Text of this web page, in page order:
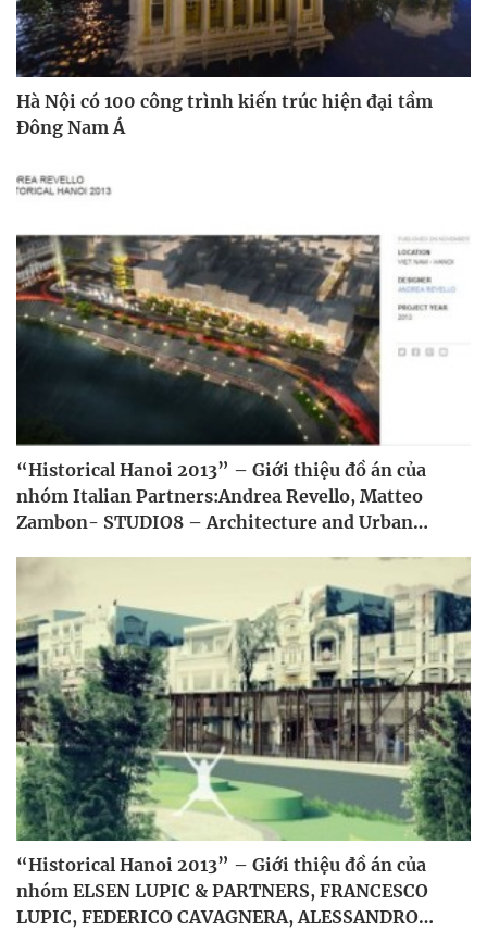
Hà Nội có 100 công trình kiến trúc hiện đại tầm
Đông Nam Á
“Historical Hanoi 2013” – Giới thiệu đồ án của
nhóm Italian Partners:Andrea Revello, Matteo
Zambon- STUDIO8 – Architecture and Urban
“Historical Hanoi 2013” – Giới thiệu đồ án của
nhóm ELSEN LUPIC & PARTNERS, FRANCESCO
LUPIC, FEDERICO CAVAGNERA, ALESSANDRO